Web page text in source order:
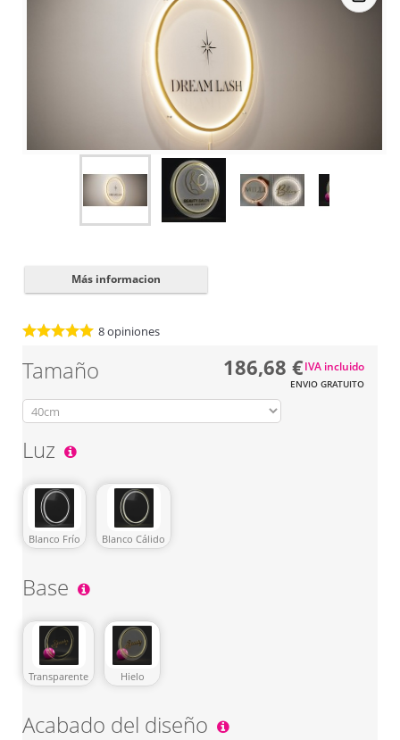
Cerrar✖
Más informacion
8opiniones
Tamaño
Luz
Blanco Frío Blanco Cálido
Base
Transparente Hielo
Acabado del diseño
186,68 €
ENVIO GRATUITO
IVA incluido